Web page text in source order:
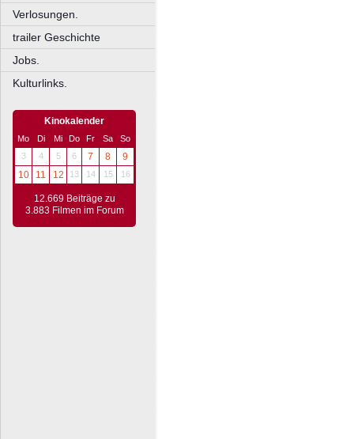
Verlosungen.
trailer Geschichte
Jobs.
Kulturlinks.
Kinokalender
Mo Di Mi Do Fr Sa
So
3
4 5 6 7 8
9
10
11 12 13 14 15 16
12.669 Beiträge zu
3.883 Filmen im Forum